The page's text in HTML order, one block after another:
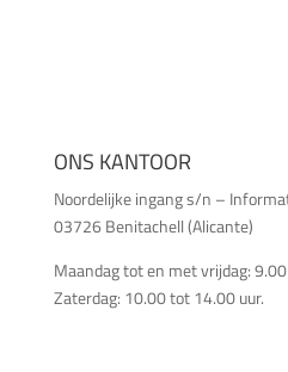
ONS KANTOOR
Noordelijke ingang s/n –
03726 Benitachell (Alicante)
Maandag tot en met vrijdag:
Zaterdag: 10.00 tot 14.00 uur.